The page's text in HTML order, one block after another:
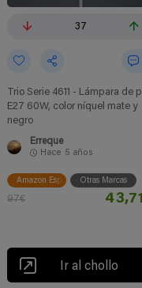
37
Trio Serie 4611 - Lámpara de
E27 60W, color níquel mate y
negro
Erreque
Hace 5 años
Amazon España Otras Marcas
97€
Ir al chollo